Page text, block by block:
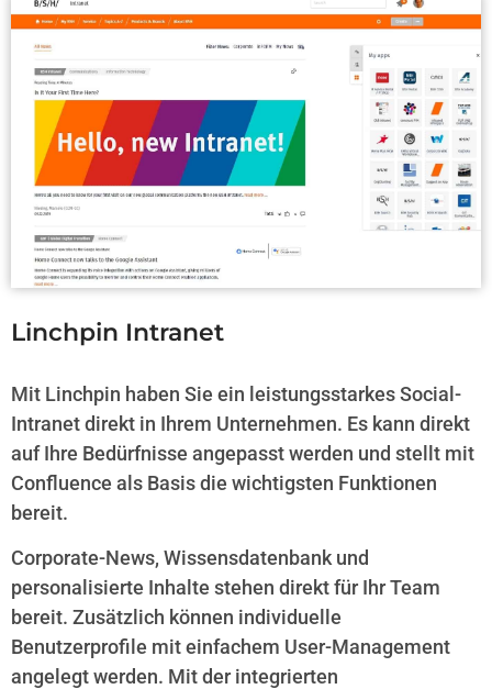
Linchpin Intranet
Mit Linchpin haben Sie ein leistungsstarkes Social-
Intranet direkt in Ihrem Unternehmen. Es kann direkt
auf Ihre Bedürfnisse angepasst werden und stellt mit
Confluence als Basis die wichtigsten Funktionen
bereit.
Corporate-News, Wissensdatenbank und
personalisierte Inhalte stehen direkt für Ihr Team
bereit. Zusätzlich können individuelle
Benutzerprofile mit einfachem User-Management
angelegt werden. Mit der integrierten